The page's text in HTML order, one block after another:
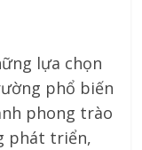
lựa chọn
phổ biến
phong trào
phát triển,